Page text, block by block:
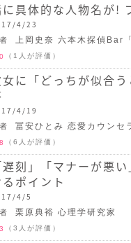
具体的な人物名が!
4/23
上岡史奈 六本木探偵Bar
（1人が評価）
に「どっちが似合
4/19
冨安ひとみ 恋愛カウンセ
（6人が評価）
遅刻」「マナーが悪
るポイント
4/5
栗原典裕 心理学研究家
（3人が評価）